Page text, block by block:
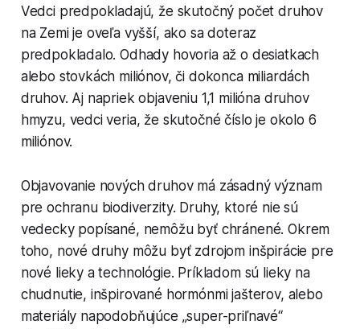
Vedci predpokladajú, že skutočný počet druhov
na Zemi je oveľa vyšší, ako sa doteraz
predpokladalo. Odhady hovoria až o desiatkach
alebo stovkách miliónov, či dokonca miliardách
druhov. Aj napriek objaveniu 1,1 milióna druhov
hmyzu, vedci veria, že skutočné číslo je okolo 6
miliónov.
Objavovanie nových druhov má zásadný význam
pre ochranu biodiverzity. Druhy, ktoré nie sú
vedecky popísané, nemôžu byť chránené. Okrem
toho, nové druhy môžu byť zdrojom inšpirácie pre
nové lieky a technológie. Príkladom sú lieky na
chudnutie, inšpirované hormónmi jašterov, alebo
materiály napodobňujúce „super-priľnavé“